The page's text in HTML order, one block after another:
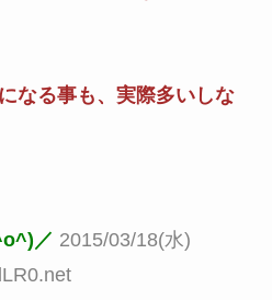
なる事も、実際多いしな
／ 2015/03/18(水)